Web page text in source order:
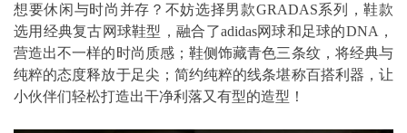
想要休闲与时尚并存？不妨选择男款GRADAS系列，鞋款
选用经典复古网球鞋型，融合了adidas网球和足球的DNA，
营造出不一样的时尚质感；鞋侧饰藏青色三条纹，将经典与
纯粹的态度释放于足尖；简约纯粹的线条堪称百搭利器，让
小伙伴们轻松打造出干净利落又有型的造型！